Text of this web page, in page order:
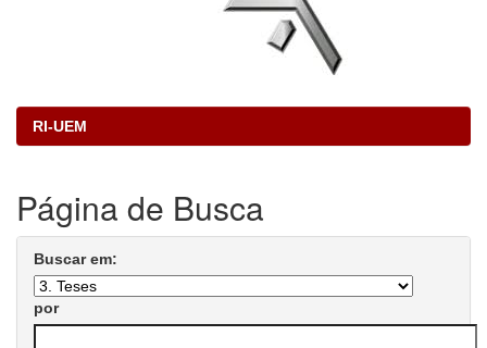
RI-UEM
Página de Busca
Buscar em:
por